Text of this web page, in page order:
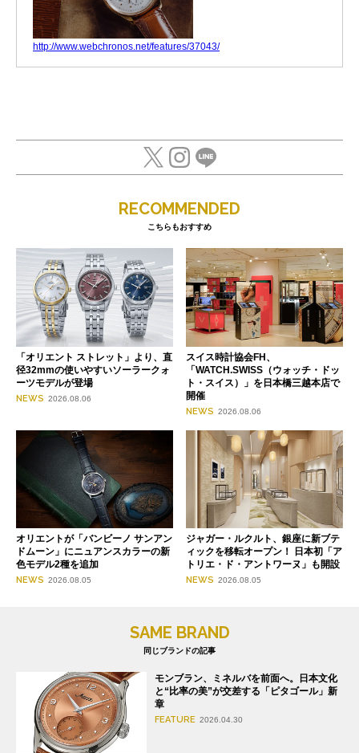
http://www.webchronos.net/features/37043/
RECOMMENDED
こちらもおすすめ
「オリエント ストレット」より、直
径32mmの使いやすいソーラークォ
ーツモデルが登場
NEWS 2026.08.06
スイス時計協会FH、
「WATCH.SWISS（ウォッチ・ドッ
ト・スイス）」を日本橋三越本店で
開催
NEWS 2026.08.06
オリエントが「バンビーノ サンアン
ドムーン」にニュアンスカラーの新
色モデル2種を追加
NEWS 2026.08.05
ジャガー・ルクルト、銀座に新ブテ
ィックを移転オープン！ 日本初「ア
トリエ・ド・アントワーヌ」も開設
NEWS 2026.08.05
SAME BRAND
同じブランドの記事
モンブラン、ミネルバを前面へ。日本文化
と“比率の美”が交差する「ピタゴール」新
章
FEATURE 2026.04.30